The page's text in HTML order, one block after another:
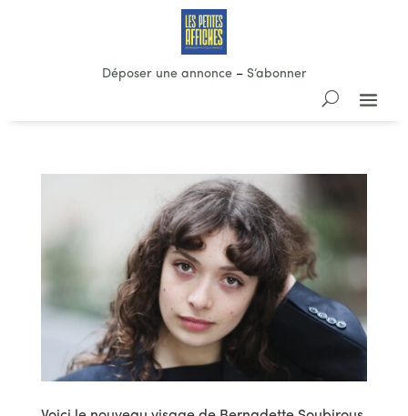
Déposer une annonce– S’abonner